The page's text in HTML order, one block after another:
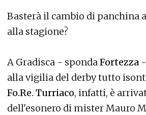
Basterà il cambio di panchina
alla stagione?
A Gradisca - spondaFortezza
alla vigilia del derby tutto
Fo.Re. Turriaco, infatti, è
dell'esonero di mister Mauro